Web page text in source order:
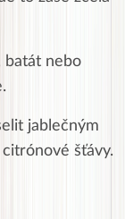
batát nebo
jablečným
šťávy.